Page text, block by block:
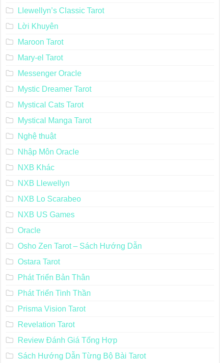
Llewellyn’s Classic Tarot
Lời Khuyên
Maroon Tarot
Mary-el Tarot
Messenger Oracle
Mystic Dreamer Tarot
Mystical Cats Tarot
Mystical Manga Tarot
Nghệ thuật
Nhập Môn Oracle
NXB Khác
NXB Llewellyn
NXB Lo Scarabeo
NXB US Games
Oracle
Osho Zen Tarot – Sách Hướng Dẫn
Ostara Tarot
Phát Triển Bản Thân
Phát Triển Tinh Thần
Prisma Vision Tarot
Revelation Tarot
Review Đánh Giá Tổng Hợp
Sách Hướng Dẫn Từng Bộ Bài Tarot